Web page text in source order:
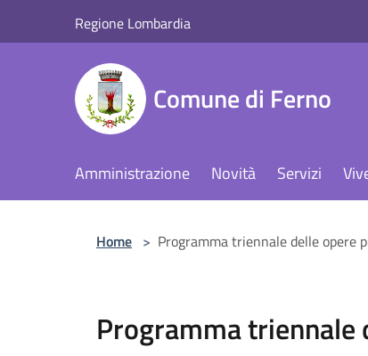
Regione Lombardia
Comune di Ferno
Amministrazione Novità Servizi
Home > Programma triennale delle opere
Programma triennale